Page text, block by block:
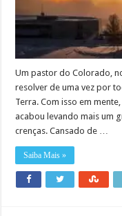
Um pastor do Colorado,
resolver de uma vez por
Terra. Com isso em
acabou levando mais um
crenças. Cansado de …
Saiba Mais »